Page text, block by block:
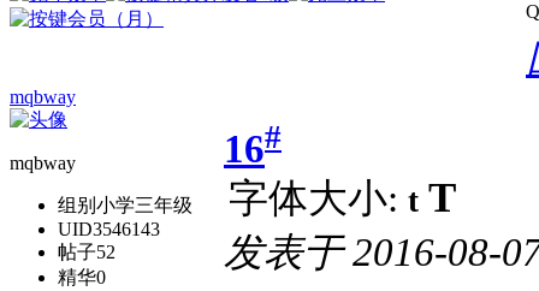
mqbway
mqbway
组别 小学三年级
UID3546143
帖子52
精华0
16#
字体大小: t T
发表于2016-08-